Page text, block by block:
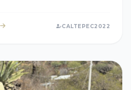
CALTEPEC2022